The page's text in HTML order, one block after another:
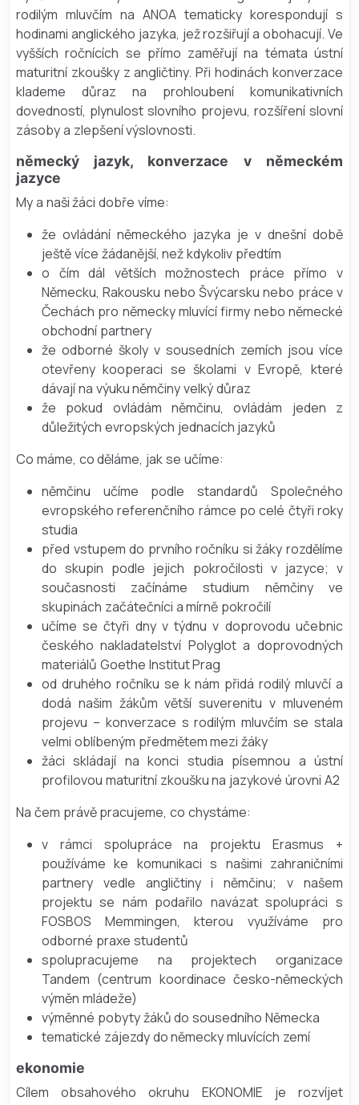
rodilým mluvčím na ANOA tematicky korespondují s
hodinami anglického jazyka, jež rozšiřují a obohacují. Ve
vyšších ročnících se přímo zaměřují na témata ústní
maturitní zkoušky z angličtiny. Při hodinách konverzace
klademe důraz na prohloubení komunikativních
dovedností, plynulost slovního projevu, rozšíření slovní
zásoby a zlepšení výslovnosti.
německý jazyk, konverzace v německém
jazyce
My a naši žáci dobře víme:
že ovládání německého jazyka je v dnešní době
ještě více žádanější, než kdykoliv předtím
o čím dál větších možnostech práce přímo v
Německu, Rakousku nebo Švýcarsku nebo práce v
Čechách pro německy mluvící firmy nebo německé
obchodní partnery
že odborné školy v sousedních zemích jsou více
otevřeny kooperaci se školami v Evropě, které
dávají na výuku němčiny velký důraz
že pokud ovládám němčinu, ovládám jeden z
důležitých evropských jednacích jazyků
Co máme, co děláme, jak se učíme:
němčinu učíme podle standardů Společného
evropského referenčního rámce po celé čtyři roky
studia
před vstupem do prvního ročníku si žáky rozdělíme
do skupin podle jejich pokročilosti v jazyce; v
současnosti začínáme studium němčiny ve
skupinách začátečníci a mírně pokročilí
učíme se čtyři dny v týdnu v doprovodu učebnic
českého nakladatelství Polyglot a doprovodných
materiálů Goethe Institut Prag
od druhého ročníku se k nám přidá rodilý mluvčí a
dodá našim žákům větší suverenitu v mluveném
projevu – konverzace s rodilým mluvčím se stala
velmi oblíbeným předmětem mezi žáky
žáci skládají na konci studia písemnou a ústní
profilovou maturitní zkoušku na jazykové úrovni A2
Na čem právě pracujeme, co chystáme:
v rámci spolupráce na projektu Erasmus +
používáme ke komunikaci s našimi zahraničními
partnery vedle angličtiny i němčinu; v našem
projektu se nám podařilo navázat spolupráci s
FOSBOS Memmingen, kterou využíváme pro
odborné praxe studentů
spolupracujeme na projektech organizace
Tandem (centrum koordinace česko-německých
výměn mládeže)
výměnné pobyty žáků do sousedního Německa
tematické zájezdy do německy mluvících zemí
ekonomie
Cílem obsahového okruhu EKONOMIE je rozvíjet